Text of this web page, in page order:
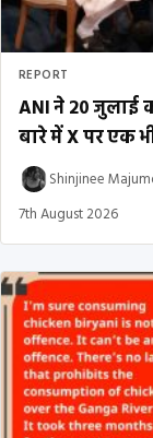
REPORT
ANI ने 20 जुलाई
बारे में X पर एक
Shinjinee
7th August 2026